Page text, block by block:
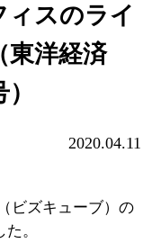
ィスのライ
東洋経済
2020.04.11
ビズキューブ）の
。